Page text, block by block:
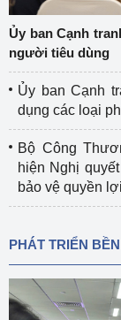
Ủy ban Cạnh
người tiêu dùng
Ủy ban Cạnh
dụng các loại
Bộ Công
hiện Nghị
bảo vệ quyền
PHÁT TRIỂN